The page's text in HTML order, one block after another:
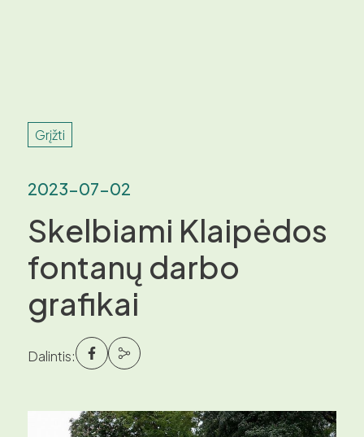
Grįžti
2023-07-02
Skelbiami Klaipėdos
fontanų darbo
grafikai
Dalintis: